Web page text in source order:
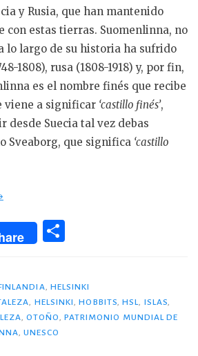
y Rusia, que han mantenido
con estas tierras. Suomenlinna, no
lo largo de su historia ha sufrido
1808), rusa (1808-1918) y, por fin,
es el nombre finés que recibe
viene a significar ‘castillo finés’,
desde Suecia tal vez debas
Sveaborg, que significa ‘castillo
p
ar
, HELSINKI
, HELSINKI,HOBBITS,HSL, ISLAS,
,OTOÑO, PATRIMONIO MUNDIAL DE
, UNESCO